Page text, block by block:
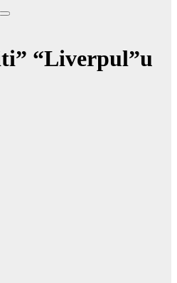
“Liverpul”u